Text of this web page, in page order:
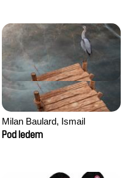
Milan Baulard, Ismail
Berrahma, Flore Dupont,
Pod ledem